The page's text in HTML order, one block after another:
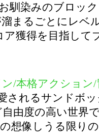
馴染みのブロッ
まるごとにレベ
ア獲得を目指して
/本格アクション
されるサンドボ
由度の高い世界
想像しうる限り